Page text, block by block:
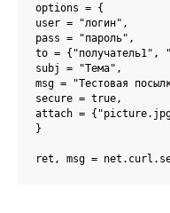
options = {
user = "логин",
pass = "пароль",
to = {"получатель1",
subj = "Тема",
msg = "Тестовая
secure = true,
attach =
}
ret, msg =